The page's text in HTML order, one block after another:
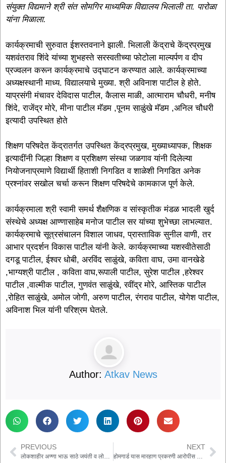
संयुक्त विद्यमाने श्री संत सोमगिर माध्यमिक विद्यालय भिलाली ता. पारोळा
यांना मिळाला.
कार्यक्रमाची सुरुवात ईशस्तवनाने झाली. भिलाली केंद्राचे केंद्रप्रमुख
यशवंतराव शिंदे यांच्या शुभहस्ते सरस्वतीच्या फोटोला माल्यर्पण व दीप
प्रज्वलन करून कार्यक्रमाचे उद्घाटन करण्यात आले. कार्यक्रमाच्या
अध्यक्षस्थानी माध्य. विद्यालयाचे मुख्या. श्री अविनाश पाटील हे होते.
याप्रसंगी मंचावर देविदास पाटील, कैलास माळी, आत्माराम चौधरी, मनीष
शिंदे, राजेंद्र मोरे, मीना पाटील मॅडम ,पूनम साळुंखे मॅडम ,अनिल चौधरी
इत्यादी उपस्थित होते
शिक्षण परिषदेत केंद्रातर्गत उपस्थित केंद्रप्रमुख, मुख्याध्यापक, शिक्षक
इत्यादींनी जिल्हा शिक्षण व प्रशिक्षण संस्था जळगाव यांनी दिलेल्या
नियोजनाप्रमाणे विद्यार्थी हिताशी निगडित व शाळेशी निगडित अनेक
प्रश्नांवर सखोल चर्चा करून शिक्षण परिषदेचे कामकाज पूर्ण केले.
कार्यक्रमाला श्री स्वामी समर्थ शैक्षणिक व सांस्कृतीक मंडळ भादली खुर्द
संस्थेचे अध्यक्ष आण्णासाहेब मनोज पाटील सर यांच्या शुभेच्छा लाभल्यात.
कार्यक्रमाचे सूत्रसंचालन विशाल जाधव, प्रास्ताविक सुनील वाणी, तर
आभार प्रदर्शन विकास पाटील यांनी केले. कार्यक्रमाच्या यशस्वीतेसाठी
दगडू पाटील, ईश्वर धोबी, अरविंद साळुंखे, कविता वाघ, उमा वानखेडे
,भाग्यश्री पाटील , कविता वाघ,रूपाली पाटील, सुरेश पाटील ,हरेश्वर
पाटील ,वाल्मीक पाटील, गुणवंत साळुंखे, रवींद्र मोरे, आस्तिक पाटील
,रोहित साळुंखे, अमोल जोगी, अरुण पाटील, रंगराव पाटील, योगेश पाटील,
अविनाश भिल यांनी परिश्रम घेतले.
Author: Atkav News
PREVIOUS
लोकशाहीर अण्णा भाऊ साठे जयंती व लोकमान्य टिळक पुण्यतिथी निमित्त राष्ट्रीय विचार प्रबोधन कार्यक्रम उत्साहात संपन्न
NEXT
होमगार्ड यास मारहाण प्रकरणी आरोपीस तीन महिन्यांची सक्तमजुरीची शिक्षा